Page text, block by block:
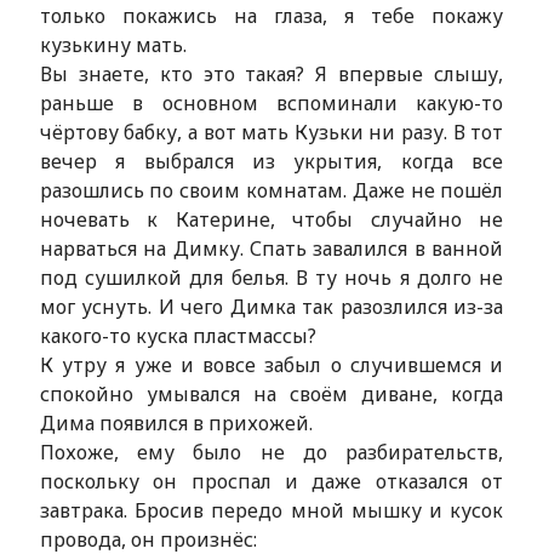
только покажись на глаза, я тебе покажу
кузькину мать.
Вы знаете, кто это такая? Я впервые слышу,
раньше в основном вспоминали какую-то
чёртову бабку, а вот мать Кузьки ни разу. В тот
вечер я выбрался из укрытия, когда все
разошлись по своим комнатам. Даже не пошёл
ночевать к Катерине, чтобы случайно не
нарваться на Димку. Спать завалился в ванной
под сушилкой для белья. В ту ночь я долго не
мог уснуть. И чего Димка так разозлился из-за
какого-то куска пластмассы?
К утру я уже и вовсе забыл о случившемся и
спокойно умывался на своём диване, когда
Дима появился в прихожей.
Похоже, ему было не до разбирательств,
поскольку он проспал и даже отказался от
завтрака. Бросив передо мной мышку и кусок
провода, он произнёс: